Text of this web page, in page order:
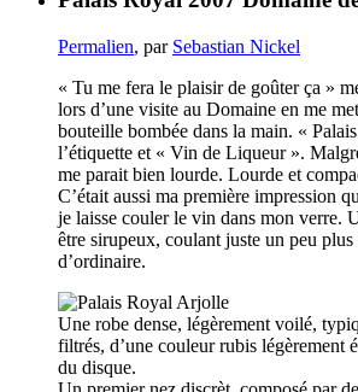
Permalien, par Sebastian Nickel
« Tu me fera le plaisir de goûter ça »
lors d’une visite au Domaine en me
bouteille bombée dans la main. «
l’étiquette et « Vin de Liqueur ».
me parait bien lourde. Lourde et
C’était aussi ma première impression
je laisse couler le vin dans mon verre.
être sirupeux, coulant juste un peu plus
d’ordinaire.
Une robe dense, légèrement voilé,
filtrés, d’une couleur rubis légèrement
du disque.